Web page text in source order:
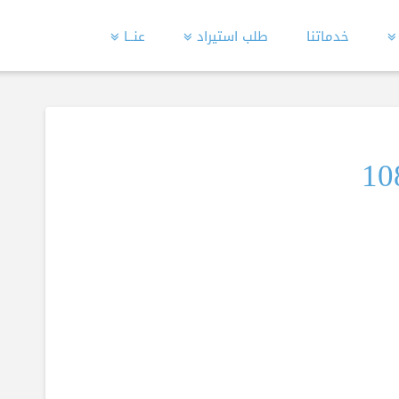
خدماتنا طلب استيراد عنــا